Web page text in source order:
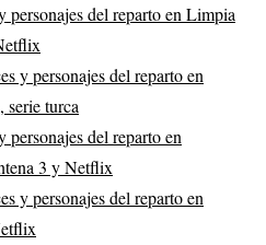
personajes del reparto en Limpia
y personajes del reparto en
serie turca
personajes del reparto en
3 y Netflix
y personajes del reparto en